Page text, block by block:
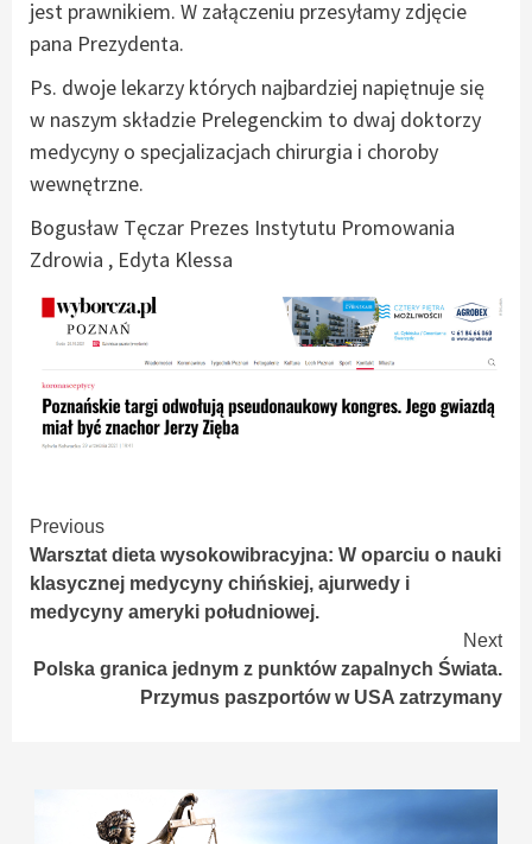
jest prawnikiem. W załączeniu przesyłamy zdjęcie
pana Prezydenta.
Ps. dwoje lekarzy których najbardziej napiętnuje się
w naszym składzie Prelegenckim to dwaj doktorzy
medycyny o specjalizacjach chirurgia i choroby
wewnętrzne.
Bogusław Tęczar Prezes Instytutu Promowania
Zdrowia , Edyta Klessa
Continue
Reading
Previous
Warsztat dieta wysokowibracyjna: W oparciu o nauki
klasycznej medycyny chińskiej, ajurwedy i
medycyny ameryki południowej.
Next
Polska granica jednym z punktów zapalnych Świata.
Przymus paszportów w USA zatrzymany